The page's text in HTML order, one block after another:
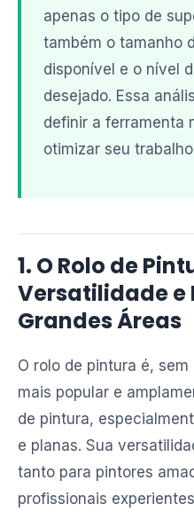
apenas o tipo de
também o tamanho
disponível e o nível
desejado. Essa
definir a ferramenta
otimizar seu
1. O Rolo de
Versatilidade e
Grandes Áreas
O rolo de pintura é,
mais popular e
de pintura,
e planas. Sua
tanto para pintores
profissionais